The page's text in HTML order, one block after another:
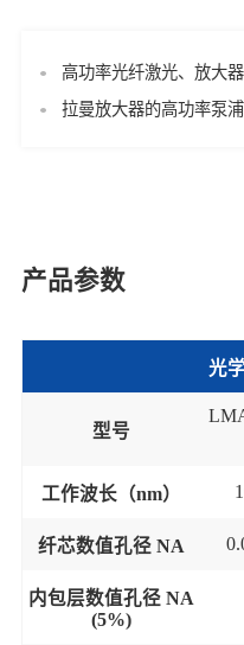
高功率光纤激光、放大器
拉曼放大器的高功率泵
产品参数
光
型号
工作波长 （nm）
纤芯数值孔径 NA
内包层数值孔径 NA
(5%)